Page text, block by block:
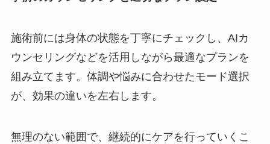
施術前には身体の状態を丁寧にチェックし、AIカ
ウンセリングなどを活用しながら最適なプランを
組み立てます。体調や悩みに合わせたモード選択
が、効果の違いを左右します。
無理のない範囲で、継続的にケアを行っていくこ